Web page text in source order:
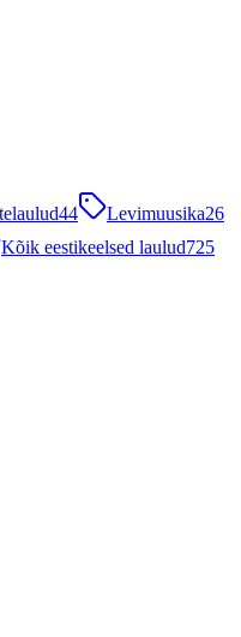
44 Levimuusika26
Kõik eestikeelsed laulud725